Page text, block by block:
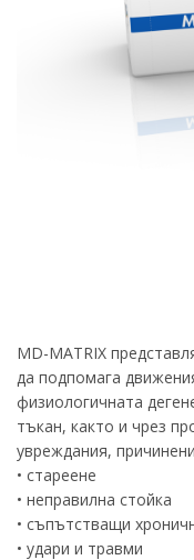
MD-MATRIX
да подпомага
физиологичната
тъкан, както и чрез
увреждания,
• стареене
• неправилна стойка
• съпътстващи
• удари и травми